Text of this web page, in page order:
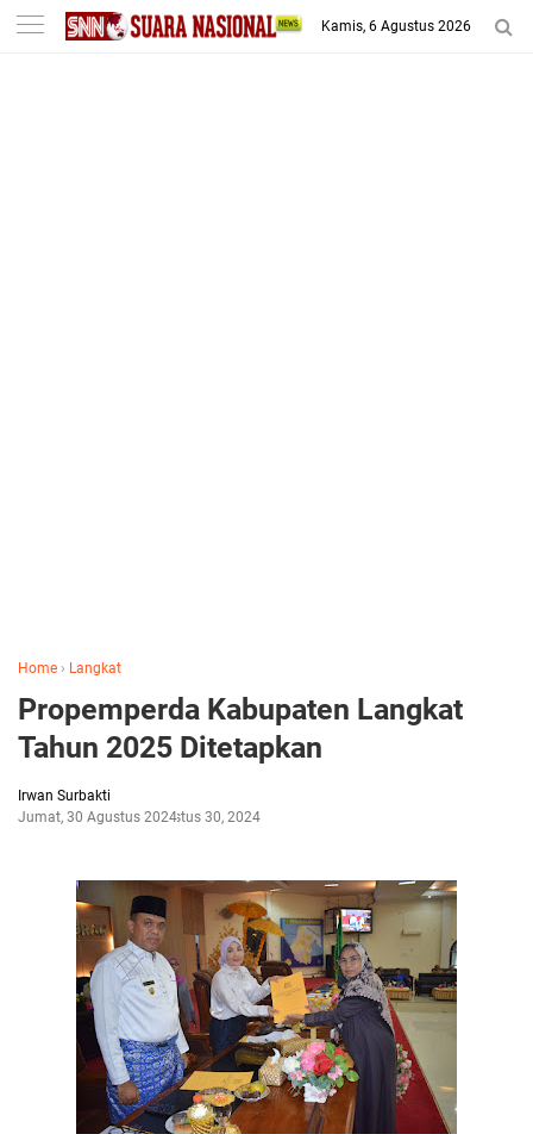
-->
Kamis, 6 Agustus 2026
Home › Langkat
Propemperda Kabupaten Langkat
Tahun 2025 Ditetapkan
Irwan Surbakti
Jumat, 30 Agustus 2024Agustus 30, 2024